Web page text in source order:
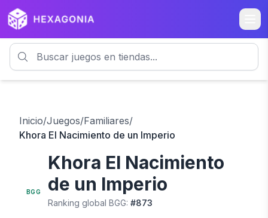
Inicio/Juegos/Familiares/
Khora El Nacimiento de un Imperio
BGG
Khora El Nacimiento
de un Imperio
Ranking global BGG: #873